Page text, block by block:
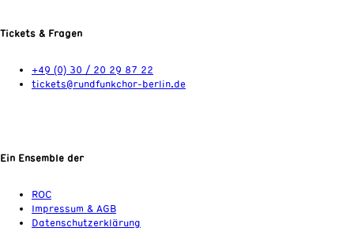
Tickets & Fragen
+49 (0) 30 / 20 29 87 22
tickets@rundfunkchor-berlin.de
Ein Ensemble der
ROC
Impressum & AGB
Datenschutzerklärung